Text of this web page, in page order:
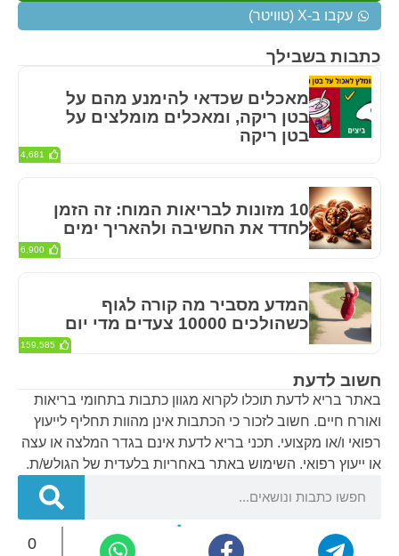
0
חשוב לדעת
באתר בריא לדעת תוכלו לקרוא מגוון כתבות בתחומי בריאות
ואורח חיים. חשוב לזכור כי הכתבות אינן מהוות תחליף לייעוץ
רפואי ו/או מקצועי. תכני בריא לדעת אינם בגדר המלצה או עצה
או ייעוץ רפואי. השימוש באתר באחריות בלעדית של הגולש/ת.
כתבות בשבילך
מאכלים שכדאי להימנע מהם על
בטן ריקה, ומאכלים מומלצים על
בטן ריקה
4,681
10 מזונות לבריאות המוח: זה הזמן
לחדד את החשיבה ולהאריך ימים
6,900
המדע מסביר מה קורה לגוף
כשהולכים 10000 צעדים מדי יום
159,585
עקבו ב-X (טוויטר)